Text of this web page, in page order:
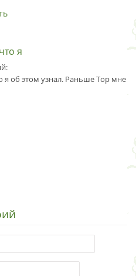
я
я об этом узнал. Раньше Тор мне